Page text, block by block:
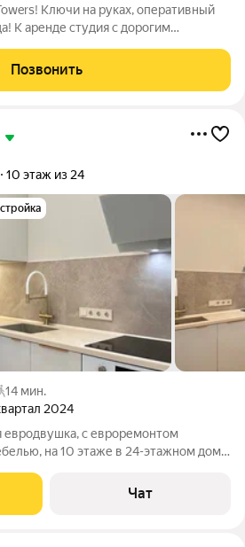
Ключи на руках, оперативный
К аренде студия с дорогим
Дорогие, экологичные материалы!
мебель!
Позвонить
10 этаж из 24
14 мин.
2024
евродвушка, с евроремонтом
на 10 этаже в 24-этажном доме
Плита Вытяжка Дом -
Чат